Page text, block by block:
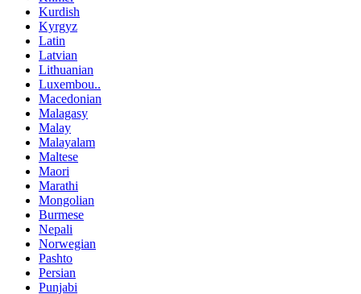
Kurdish
Kyrgyz
Latin
Latvian
Lithuanian
Luxembou..
Macedonian
Malagasy
Malay
Malayalam
Maltese
Maori
Marathi
Mongolian
Burmese
Nepali
Norwegian
Pashto
Persian
Punjabi